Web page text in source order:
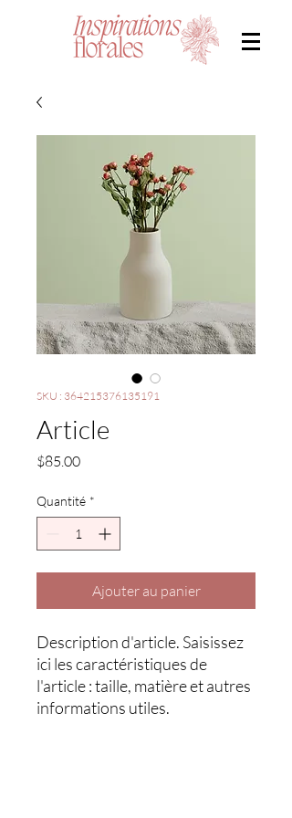
SKU : 364215376135191
Article
$85.00Prix
Quantité *
Ajouter au panier
Description d'article. Saisissez
ici les caractéristiques de
l'article : taille, matière et autres
informations utiles.